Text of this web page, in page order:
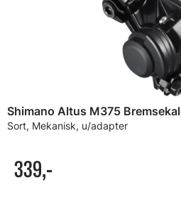
Shimano Altus M375
Sort, Mekanisk, u/adapter
339,-